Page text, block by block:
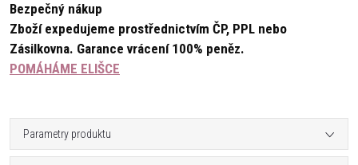
Bezpečný nákup
Zboží expedujeme prostřednictvím ČP, PPL nebo
Zásilkovna. Garance vrácení 100% peněz.
POMÁHÁME ELIŠCE
Parametry produktu